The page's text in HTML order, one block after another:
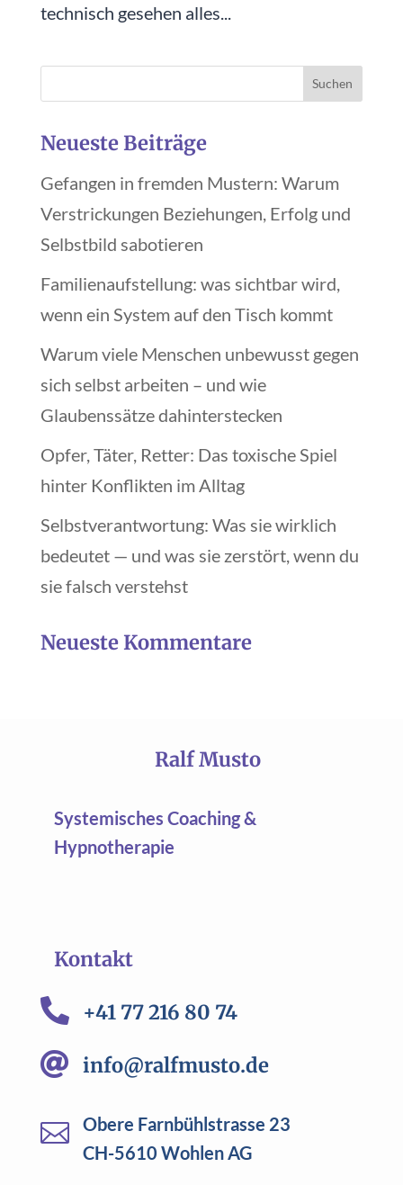
technisch gesehen alles...
Neueste Beiträge
Gefangen in fremden Mustern: Warum
Verstrickungen Beziehungen, Erfolg und
Selbstbild sabotieren
Familienaufstellung: was sichtbar wird,
wenn ein System auf den Tisch kommt
Warum viele Menschen unbewusst gegen
sich selbst arbeiten – und wie
Glaubenssätze dahinterstecken
Opfer, Täter, Retter: Das toxische Spiel
hinter Konflikten im Alltag
Selbstverantwortung: Was sie wirklich
bedeutet — und was sie zerstört, wenn du
sie falsch verstehst
Neueste Kommentare
Ralf Musto
Systemisches Coaching &
Hypnotherapie
Kontakt
 +41 77 216 80 74
 info@ralfmusto.de

Obere Farnbühlstrasse 23
CH-5610 Wohlen AG